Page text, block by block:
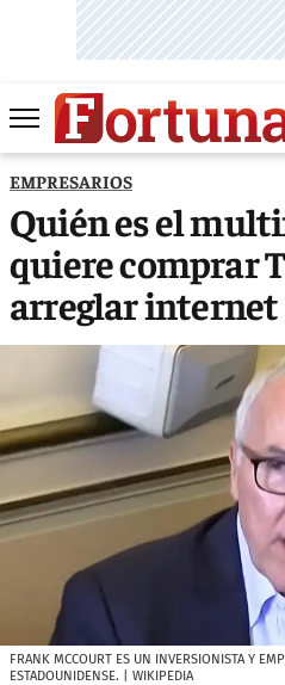
EMPRESARIOS
Quién es el
quiere comprar
arreglar internet
FRANK MCCOURT ES UN INVERSIONISTA Y
ESTADOUNIDENSE. | WIKIPEDIA